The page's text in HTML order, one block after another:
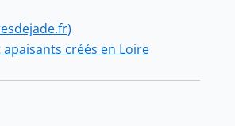
créés en Loire